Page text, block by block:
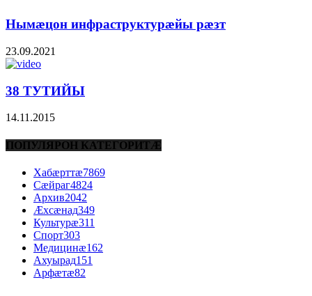
Нымæцон инфраструктурæйы рæзт
23.09.2021
38 ТУТИЙЫ
14.11.2015
ПОПУЛЯРОН КАТЕГОРИТÆ
Хабæрттæ7869
Сæйраг4824
Архив2042
Æхсæнад349
Культурæ311
Спорт303
Медицинæ162
Ахуырад151
Арфæтæ82